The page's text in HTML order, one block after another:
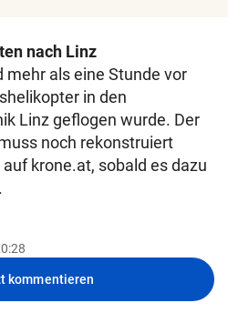
nach Linz
mehr als eine Stunde vor
in den
Linz geflogen wurde. Der
noch rekonstruiert
krone.at, sobald es dazu
kommentieren